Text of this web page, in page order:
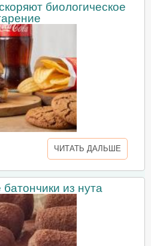
биологическое
ЧИТАТЬ ДАЛЬШЕ
из нута